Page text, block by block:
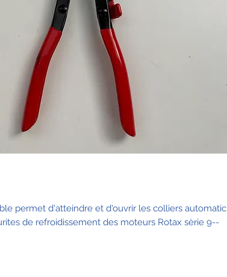
permet d'atteindre et d'ouvrir les colliers automatic
de refroidissement des moteurs Rotax sèrie 9--